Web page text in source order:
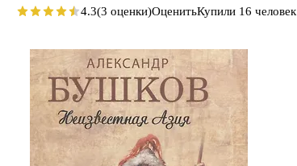
4.3(3 оценки)ОценитьКупили 16 человек